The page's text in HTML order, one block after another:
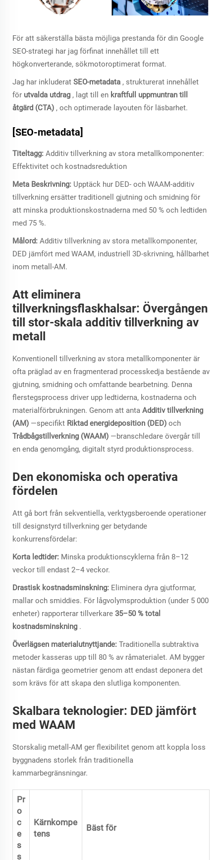
För att säkerställa bästa möjliga prestanda för din Google
SEO-strategi har jag förfinat innehållet till ett
högkonverterande, sökmotoroptimerat format.
Jag har inkluderat SEO-metadata , strukturerat innehållet
för utvalda utdrag , lagt till en kraftfull uppmuntran till
åtgärd (CTA) , och optimerade layouten för läsbarhet.
[SEO-metadata]
Titeltagg: Additiv tillverkning av stora metallkomponenter:
Effektivitet och kostnadsreduktion
Meta Beskrivning: Upptäck hur DED- och WAAM-additiv
tillverkning ersätter traditionell gjutning och smidning för
att minska produktionskostnaderna med 50 % och ledtiden
med 75 %.
Målord: Additiv tillverkning av stora metallkomponenter,
DED jämfört med WAAM, industriell 3D-skrivning, hållbarhet
inom metall-AM.
Att eliminera
tillverkningsflaskhalsar: Övergången
till stor-skala additiv tillverkning av
metall
Konventionell tillverkning av stora metallkomponenter är
ofta präglad av en fragmenterad processkedja bestående av
gjutning, smidning och omfattande bearbetning. Denna
flerstegsprocess driver upp ledtiderna, kostnaderna och
materialförbrukningen. Genom att anta Additiv tillverkning
(AM) —specifikt Riktad energideposition (DED) och
Trådbågstillverkning (WAAM) —branschledare övergår till
en enda genomgång, digitalt styrd produktionsprocess.
Den ekonomiska och operativa
fördelen
Att gå bort från sekventiella, verktygsberoende operationer
till designstyrd tillverkning ger betydande
konkurrensfördelar:
Korta ledtider: Minska produktionscyklerna från 8–12
veckor till endast 2–4 veckor.
Drastisk kostnadsminskning: Eliminera dyra gjutformar,
mallar och smiddies. För lågvolymsproduktion (under 5 000
enheter) rapporterar tillverkare 35–50 % total
kostnadsminskning .
Överlägsen materialutnyttjande: Traditionella subtraktiva
metoder kasseras upp till 80 % av råmaterialet. AM bygger
nästan färdiga geometrier genom att endast deponera det
som krävs för att skapa den slutliga komponenten.
Skalbara teknologier: DED jämfört
med WAAM
Storskalig metall-AM ger flexibilitet genom att koppla loss
byggnadens storlek från traditionella
kammarbegränsningar.
Pr
o
c
e
s
s
Kärnkompe
tens
Bäst för